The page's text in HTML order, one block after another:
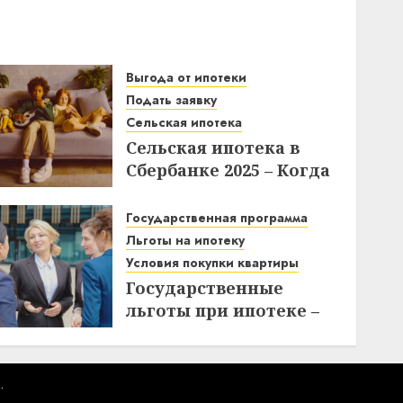
Выгода от ипотеки
Подать заявку
Сельская ипотека
Сельская ипотека в
Сбербанке 2025 – Когда
получить выгоду?
03.12.2025
Государственная программа
Льготы на ипотеку
Условия покупки квартиры
Государственные
льготы при ипотеке –